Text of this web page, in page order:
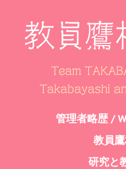
教員鷹
Team
Takabayashi
管理者略歴 /
教員
研究と